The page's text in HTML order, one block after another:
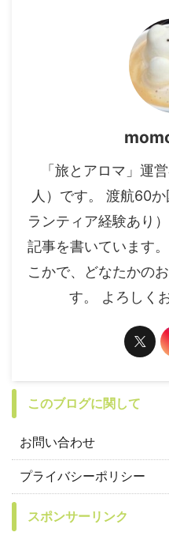
「旅とアロマ」運
人）です。 渡航60
ランティア経験あり
記事を書いています
こかで、どなたかの
す。 よろしく
このブログに関して
お問い合わせ
プライバシーポリシー
スポンサーリンク